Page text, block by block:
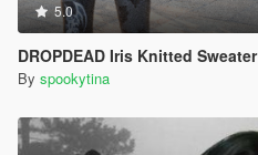
5.0
DROPDEAD Iris Knitted Sweater
By spookytina